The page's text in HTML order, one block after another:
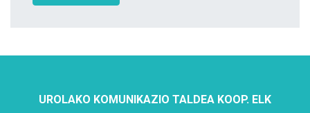
UROLAKO KOMUNIKAZIO TALDEA KOOP. ELK